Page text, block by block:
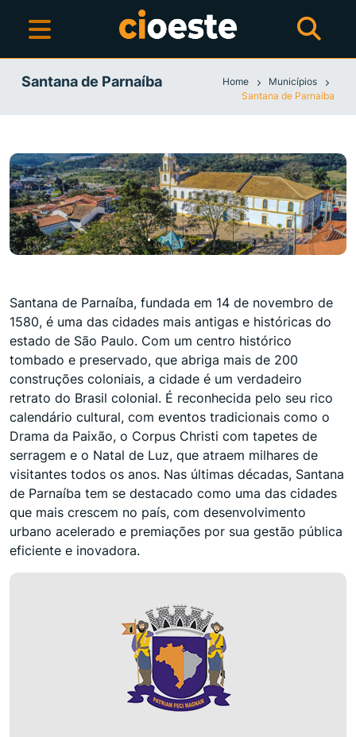
Santana de Parnaíba Home
Municípios
Santana de Parnaíba
Santana de Parnaíba, fundada em 14 de novembro de
1580, é uma das cidades mais antigas e históricas do
estado de São Paulo. Com um centro histórico
tombado e preservado, que abriga mais de 200
construções coloniais, a cidade é um verdadeiro
retrato do Brasil colonial. É reconhecida pelo seu rico
calendário cultural, com eventos tradicionais como o
Drama da Paixão, o Corpus Christi com tapetes de
serragem e o Natal de Luz, que atraem milhares de
visitantes todos os anos. Nas últimas décadas, Santana
de Parnaíba tem se destacado como uma das cidades
que mais crescem no país, com desenvolvimento
urbano acelerado e premiações por sua gestão pública
eficiente e inovadora.